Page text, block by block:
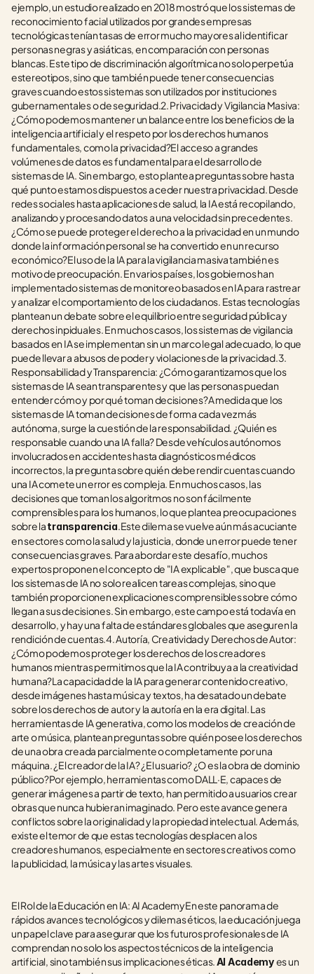
ejemplo, un estudio realizado en 2018 mostró que los sistemas de
reconocimiento facial utilizados por grandes empresas
tecnológicas tenían tasas de error mucho mayores al identificar
personas negras y asiáticas, en comparación con personas
blancas. Este tipo de discriminación algorítmica no solo perpetúa
estereotipos, sino que también puede tener consecuencias
graves cuando estos sistemas son utilizados por instituciones
gubernamentales o de seguridad.2. Privacidad y Vigilancia Masiva:
¿Cómo podemos mantener un balance entre los beneficios de la
inteligencia artificial y el respeto por los derechos humanos
fundamentales, como la privacidad?El acceso a grandes
volúmenes de datos es fundamental para el desarrollo de
sistemas de IA. Sin embargo, esto plantea preguntas sobre hasta
qué punto estamos dispuestos a ceder nuestra privacidad. Desde
redes sociales hasta aplicaciones de salud, la IA está recopilando,
analizando y procesando datos a una velocidad sin precedentes.
¿Cómo se puede proteger el derecho a la privacidad en un mundo
donde la información personal se ha convertido en un recurso
económico?El uso de la IA para la vigilancia masiva también es
motivo de preocupación. En varios países, los gobiernos han
implementado sistemas de monitoreo basados en IA para rastrear
y analizar el comportamiento de los ciudadanos. Estas tecnologías
plantean un debate sobre el equilibrio entre seguridad pública y
derechos inpiduales. En muchos casos, los sistemas de vigilancia
basados en IA se implementan sin un marco legal adecuado, lo que
puede llevar a abusos de poder y violaciones de la privacidad.3.
Responsabilidad y Transparencia: ¿Cómo garantizamos que los
sistemas de IA sean transparentes y que las personas puedan
entender cómo y por qué toman decisiones?A medida que los
sistemas de IA toman decisiones de forma cada vez más
autónoma, surge la cuestión de la responsabilidad. ¿Quién es
responsable cuando una IA falla? Desde vehículos autónomos
involucrados en accidentes hasta diagnósticos médicos
incorrectos, la pregunta sobre quién debe rendir cuentas cuando
una IA comete un error es compleja. En muchos casos, las
decisiones que toman los algoritmos no son fácilmente
comprensibles para los humanos, lo que plantea preocupaciones
sobre la transparencia.Este dilema se vuelve aún más acuciante
en sectores como la salud y la justicia, donde un error puede tener
consecuencias graves. Para abordar este desafío, muchos
expertos proponen el concepto de "IA explicable", que busca que
los sistemas de IA no solo realicen tareas complejas, sino que
también proporcionen explicaciones comprensibles sobre cómo
llegan a sus decisiones. Sin embargo, este campo está todavía en
desarrollo, y hay una falta de estándares globales que aseguren la
rendición de cuentas.4. Autoría, Creatividad y Derechos de Autor:
¿Cómo podemos proteger los derechos de los creadores
humanos mientras permitimos que la IA contribuya a la creatividad
humana?La capacidad de la IA para generar contenido creativo,
desde imágenes hasta música y textos, ha desatado un debate
sobre los derechos de autor y la autoría en la era digital. Las
herramientas de IA generativa, como los modelos de creación de
arte o música, plantean preguntas sobre quién posee los derechos
de una obra creada parcialmente o completamente por una
máquina. ¿El creador de la IA? ¿El usuario? ¿O es la obra de dominio
público?Por ejemplo, herramientas como DALL·E, capaces de
generar imágenes a partir de texto, han permitido a usuarios crear
obras que nunca hubieran imaginado. Pero este avance genera
conflictos sobre la originalidad y la propiedad intelectual. Además,
existe el temor de que estas tecnologías desplacen a los
creadores humanos, especialmente en sectores creativos como
la publicidad, la música y las artes visuales.
El Rol de la Educación en IA: AI AcademyEn este panorama de
rápidos avances tecnológicos y dilemas éticos, la educación juega
un papel clave para asegurar que los futuros profesionales de IA
comprendan no solo los aspectos técnicos de la inteligencia
artificial, sino también sus implicaciones éticas. AI Academy es un